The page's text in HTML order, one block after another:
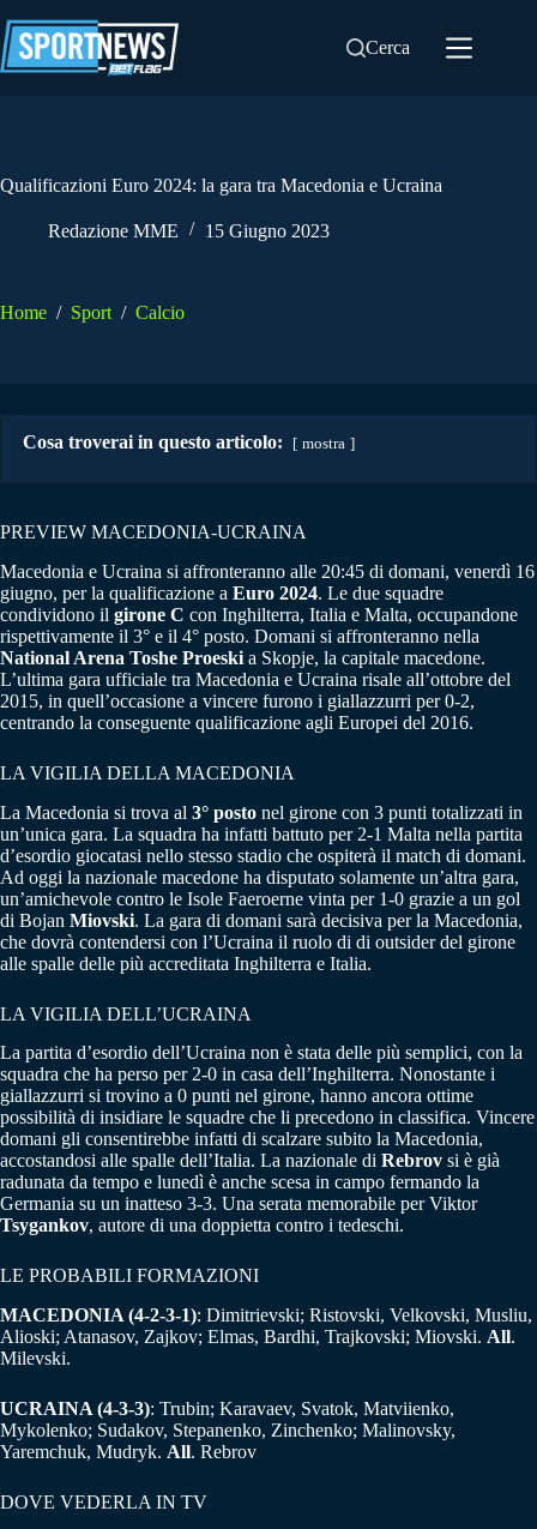
al
contenuto
Cerca
Qualificazioni Euro 2024: la gara tra Macedonia e Ucraina
Redazione MME 15 Giugno 2023
Home / Sport / Calcio
Cosa troverai in questo articolo: mostra
PREVIEW MACEDONIA-UCRAINA
Macedonia e Ucraina si affronteranno alle 20:45 di domani, venerdì 16
giugno, per la qualificazione a Euro 2024. Le due squadre
condividono il girone C con Inghilterra, Italia e Malta, occupandone
rispettivamente il 3° e il 4° posto. Domani si affronteranno nella
National Arena Toshe Proeski a Skopje, la capitale macedone.
L’ultima gara ufficiale tra Macedonia e Ucraina risale all’ottobre del
2015, in quell’occasione a vincere furono i giallazzurri per 0-2,
centrando la conseguente qualificazione agli Europei del 2016.
LA VIGILIA DELLA MACEDONIA
La Macedonia si trova al 3° posto nel girone con 3 punti totalizzati in
un’unica gara. La squadra ha infatti battuto per 2-1 Malta nella partita
d’esordio giocatasi nello stesso stadio che ospiterà il match di domani.
Ad oggi la nazionale macedone ha disputato solamente un’altra gara,
un’amichevole contro le Isole Faeroerne vinta per 1-0 grazie a un gol
di Bojan Miovski. La gara di domani sarà decisiva per la Macedonia,
che dovrà contendersi con l’Ucraina il ruolo di di outsider del girone
alle spalle delle più accreditata Inghilterra e Italia.
LA VIGILIA DELL’UCRAINA
La partita d’esordio dell’Ucraina non è stata delle più semplici, con la
squadra che ha perso per 2-0 in casa dell’Inghilterra. Nonostante i
giallazzurri si trovino a 0 punti nel girone, hanno ancora ottime
possibilità di insidiare le squadre che li precedono in classifica. Vincere
domani gli consentirebbe infatti di scalzare subito la Macedonia,
accostandosi alle spalle dell’Italia. La nazionale di Rebrov si è già
radunata da tempo e lunedì è anche scesa in campo fermando la
Germania su un inatteso 3-3. Una serata memorabile per Viktor
Tsygankov, autore di una doppietta contro i tedeschi.
LE PROBABILI FORMAZIONI
MACEDONIA (4-2-3-1): Dimitrievski; Ristovski, Velkovski, Musliu,
Alioski; Atanasov, Zajkov; Elmas, Bardhi, Trajkovski; Miovski. All.
Milevski.
UCRAINA (4-3-3): Trubin; Karavaev, Svatok, Matviienko,
Mykolenko; Sudakov, Stepanenko, Zinchenko; Malinovsky,
Yaremchuk, Mudryk. All. Rebrov
DOVE VEDERLA IN TV